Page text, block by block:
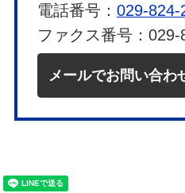
電話番号： 029-824-
ファクス番号：029-
メールでお問い合わ